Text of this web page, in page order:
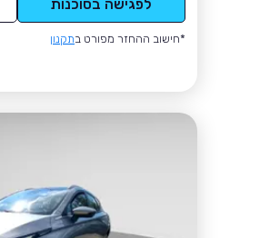
לפגישה בסוכנות
*חישוב ההחזר מפורט בתקנון